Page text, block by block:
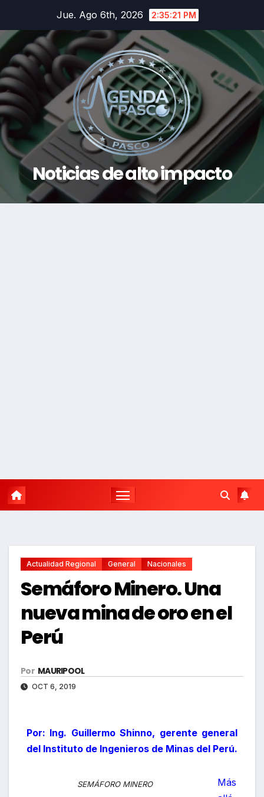
contenido
Jue. Ago 6th, 2026 2:35:22 PM
Noticias de alto impacto
Actualidad Regional General Nacionales
Semáforo Minero. Una
nueva mina de oro en el
Perú
Por MAURIPOOL
OCT 6, 2019
Por: Ing. Guillermo Shinno, gerente general
del Instituto de Ingenieros de Minas del Perú.
SEMÁFORO MINERO
Más